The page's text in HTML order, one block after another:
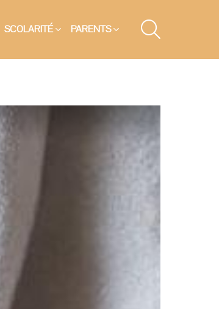
SCOLARITÉ PARENTS